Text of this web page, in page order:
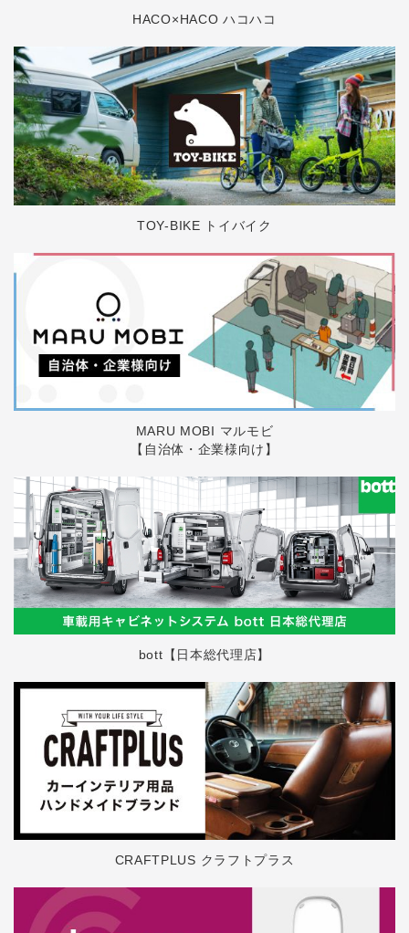
HACO×HACO ハコハコ
TOY-BIKE トイバイク
MARU MOBI マルモビ
【自治体・企業様向け】
bott【日本総代理店】
CRAFTPLUS クラフトプラス